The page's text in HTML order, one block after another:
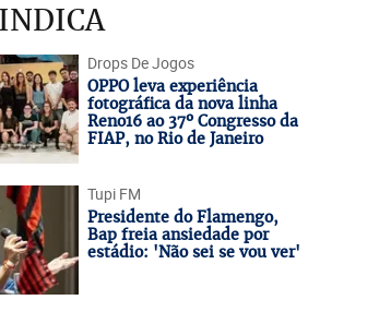
Drops De Jogos
OPPO leva experiência
fotográfica da nova linha
Reno16 ao 37º Congresso da
FIAP, no Rio de Janeiro
Tupi FM
Presidente do Flamengo,
Bap freia ansiedade por
estádio: 'Não sei se vou ver'